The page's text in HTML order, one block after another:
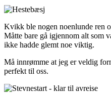
Kvikk ble nogen noenlunde ren
Måtte bare gå igjennom alt som
ikke hadde glemt noe viktig.
Må innrømme at jeg er veldig
perfekt til oss.